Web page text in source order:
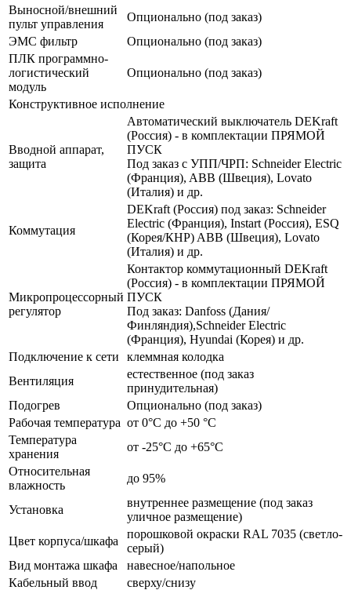
Выносной/внешний
пульт управления
Опционально (под заказ)
ЭМС фильтр
Опционально (под заказ)
ПЛК программно-
логистический
модуль
Опционально (под заказ)
Конструктивное исполнение
Вводной аппарат,
защита
Автоматический выключатель DEKraft
(Россия) - в комплектации ПРЯМОЙ
ПУСК
Под заказ с УПП/ЧРП: Schneider Electric
(Франция), ABB (Швеция), Lovato
(Италия) и др.
Коммутация
DEKraft (Россия) под заказ: Schneider
Electric (Франция), Instart (Россия), ESQ
(Корея/КНР) ABB (Швеция), Lovato
(Италия) и др.
Микропроцессорный
регулятор
Контактор коммутационный DEKraft
(Россия) - в комплектации ПРЯМОЙ
ПУСК
Под заказ: Danfoss (Дания/
Финляндия),Schneider Electric
(Франция), Hyundai (Корея) и др.
Подключение к сети
клеммная колодка
Вентиляция
естественное (под заказ
принудительная)
Подогрев
Опционально (под заказ)
Рабочая температура от 0°C до +50 °C
Температура
хранения
от -25°C до +65°C
Относительная
влажность
до 95%
Установка
внутреннее размещение (под заказ
уличное размещение)
Цвет корпуса/шкафа
порошковой окраски RAL 7035 (светло-
серый)
Вид монтажа шкафа
навесное/напольное
Кабельный ввод
сверху/снизу